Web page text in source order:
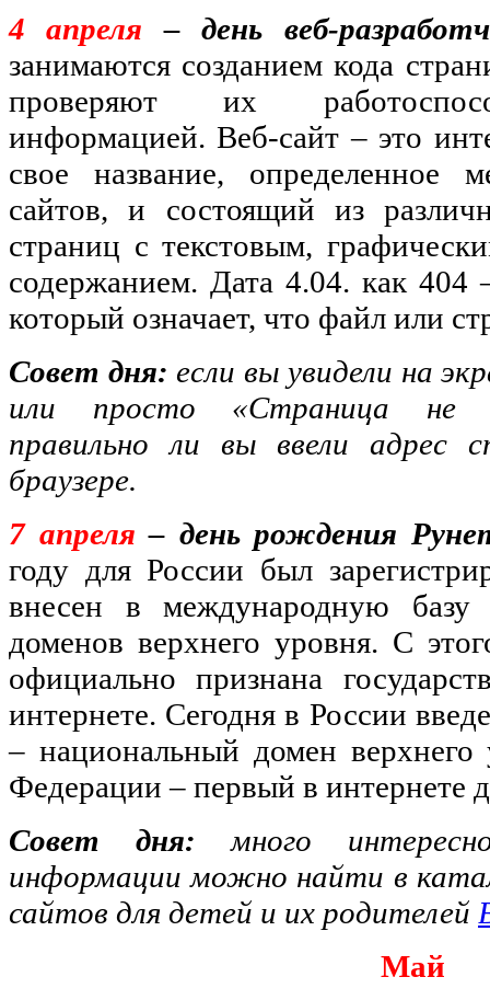
4 апреля – день веб-
занимаются созданием кода
проверяют их
информацией. Веб-сайт – это
свое название, определенное
сайтов, и состоящий из
страниц с текстовым,
содержанием. Дата 4.04. как
который означает, что файл или
Совет дня: если вы увидели на
или просто «Страница не
правильно ли вы ввели адрес
браузере.
7 апреля – день рождения
году для России был
внесен в международную базу
доменов верхнего уровня. С
официально признана
интернете. Сегодня в России
– национальный домен верхнего
Федерации – первый в интернете
Совет дня:
много
информации можно найти в
сайтов для детей и их родителей
Май